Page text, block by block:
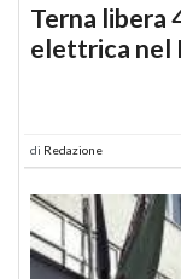
Terna libera
elettrica nel
di Redazione